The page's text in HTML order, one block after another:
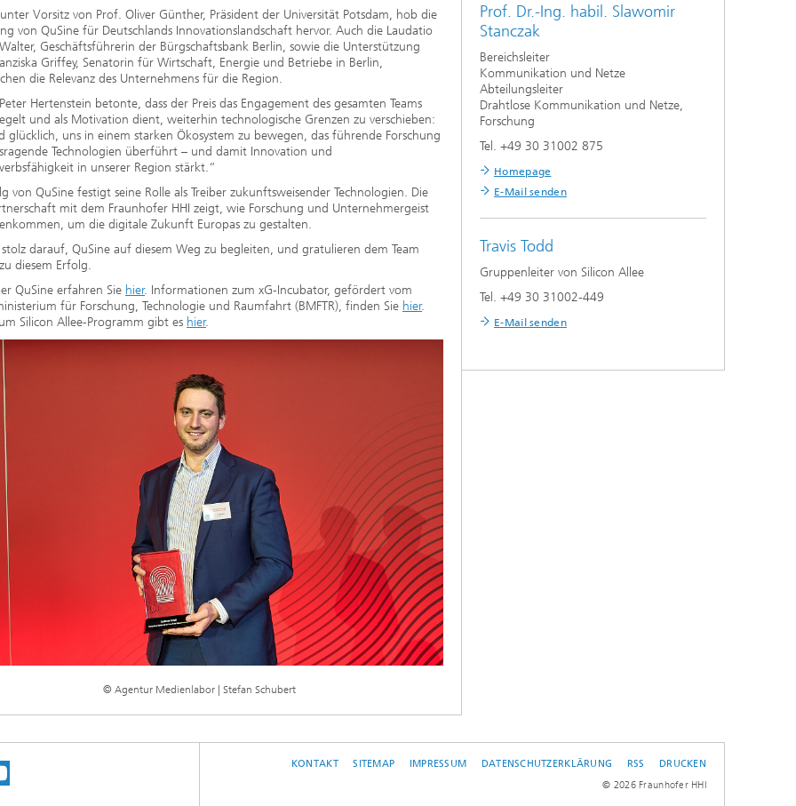
Vorsitz von Prof. Oliver Günther, Präsident der Universität Potsdam, hob die
von QuSine für Deutschlands Innovationslandschaft hervor. Auch die Laudatio
Geschäftsführerin der Bürgschaftsbank Berlin, sowie die Unterstützung
Griffey, Senatorin für Wirtschaft, Energie und Betriebe in Berlin,
die Relevanz des Unternehmens für die Region.
Hertenstein betonte, dass der Preis das Engagement des gesamten Teams
und als Motivation dient, weiterhin technologische Grenzen zu verschieben:
glücklich, uns in einem starken Ökosystem zu bewegen, das führende Forschung
Technologien überführt – und damit Innovation und
in unserer Region stärkt.“
von QuSine festigt seine Rolle als Treiber zukunftsweisender Technologien. Die
mit dem Fraunhofer HHI zeigt, wie Forschung und Unternehmergeist
um die digitale Zukunft Europas zu gestalten.
darauf, QuSine auf diesem Weg zu begleiten, und gratulieren dem Team
diesem Erfolg.
QuSine erfahren Sie hier. Informationen zum xG-Incubator, gefördert vom
für Forschung, Technologie und Raumfahrt (BMFTR), finden Sie hier.
Silicon Allee-Programm gibt es hier.
© Agentur Medienlabor | Stefan Schubert
Prof. Dr.-Ing. habil. Slawomir
Stanczak
Bereichsleiter
Kommunikation und Netze
Abteilungsleiter
Drahtlose Kommunikation und Netze,
Forschung
Tel. +49 30 31002 875
Homepage
E-Mail senden
Travis Todd
Gruppenleiter von Silicon Allee
Tel. +49 30 31002-449
E-Mail senden
AUF BLUESKY
UNS AUF MASTODON
SIE UNS BEI LINKEDIN
SIE UNSER INSTRAGRAM-PROFIL
VIDEO-CHANNEL BEI YOUTUBE
KONTAKT SITEMAP IMPRESSUM DATENSCHUTZERKLÄRUNG RSS
DRUCKEN
© 2026 Fraunhofer HHI